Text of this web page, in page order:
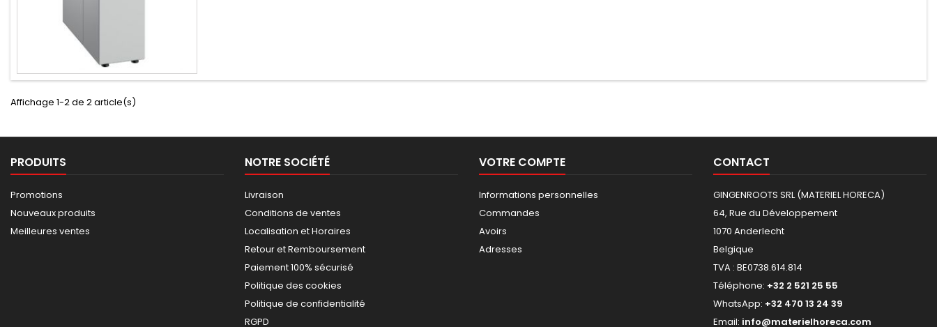
Affichage 1-2 de 2 article(s)
PRODUITS
Promotions
Nouveaux produits
Meilleures ventes
NOTRE SOCIÉTÉ
Livraison
Conditions de ventes
Localisation et Horaires
Retour et Remboursement
Paiement 100% sécurisé
Politique des cookies
Politique de confidentialité
RGPD
VOTRE COMPTE
Informations personnelles
Commandes
Avoirs
Adresses
CONTACT
GINGENROOTS SRL (MATERIEL HORECA)
64, Rue du Développement
1070 Anderlecht
Belgique
TVA : BE0738.614.814
Téléphone: +32 2 521 25 55
WhatsApp: +32 470 13 24 39
Email: info@materielhoreca.com